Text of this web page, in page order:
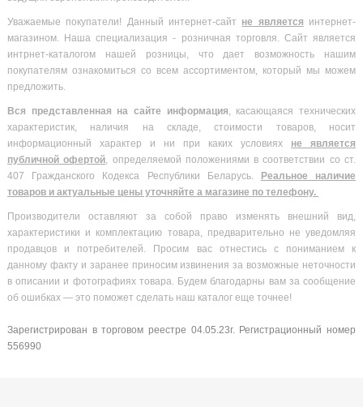
Уважаемые покупатели! Данный интернет-сайт не является интернет-
магазином. Наша специализация - розничная торговля. Сайт является
интрнет-каталогом нашей розницы, что дает возможность нашим
покупателям ознакомиться со всем ассортиментом, который мы можем
предложить.
Вся представленная на сайте информация , касающаяся технических
характеристик, наличия на складе, стоимости товаров, носит
информационный характер и ни при каких условиях не является
публичной офертой , определяемой положениями в соответствии со ст.
407 Гражданского Кодекса Республики Беларусь. Реальное наличие
товаров и актуальные цены уточняйте а магазине по телефону.
Производители оставляют за собой право изменять внешний вид,
характеристики и комплектацию товара, предварительно не уведомляя
продавцов и потребителей. Просим вас отнестись с пониманием к
данному факту и заранее приносим извинения за возможные неточности
в описании и фотографиях товара. Будем благодарны вам за сообщение
об ошибках — это поможет сделать наш каталог еще точнее!
Зарегистрирован в торговом реестре 04.05.23г. Регистрационный номер
556990